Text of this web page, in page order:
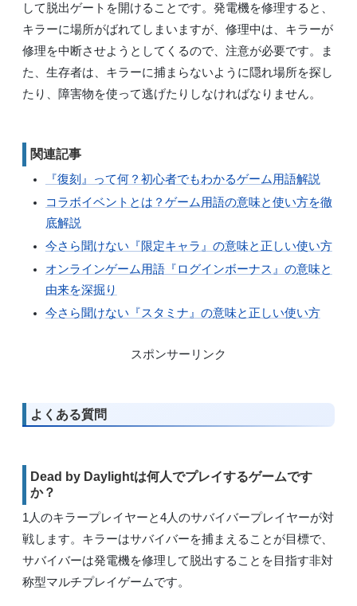
して脱出ゲートを開けることです。発電機を修理すると、
キラーに場所がばれてしまいますが、修理中は、キラーが
修理を中断させようとしてくるので、注意が必要です。ま
た、生存者は、キラーに捕まらないように隠れ場所を探し
たり、障害物を使って逃げたりしなければなりません。
関連記事
『復刻』って何？初心者でもわかるゲーム用語解説
コラボイベントとは？ゲーム用語の意味と使い方を徹
底解説
今さら聞けない『限定キャラ』の意味と正しい使い方
オンラインゲーム用語『ログインボーナス』の意味と
由来を深掘り
今さら聞けない『スタミナ』の意味と正しい使い方
スポンサーリンク
よくある質問
Dead by Daylightは何人でプレイするゲームです
か？
1人のキラープレイヤーと4人のサバイバープレイヤーが対
戦します。キラーはサバイバーを捕まえることが目標で、
サバイバーは発電機を修理して脱出することを目指す非対
称型マルチプレイゲームです。